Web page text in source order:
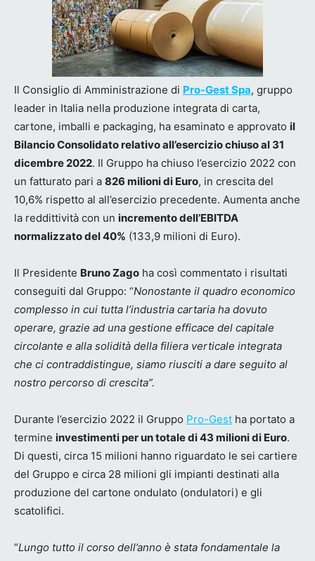
Il Consiglio di Amministrazione di Pro-Gest Spa, gruppo
leader in Italia nella produzione integrata di carta,
cartone, imballi e packaging, ha esaminato e approvato il
Bilancio Consolidato relativo all’esercizio chiuso al 31
dicembre 2022. Il Gruppo ha chiuso l’esercizio 2022 con
un fatturato pari a 826 milioni di Euro, in crescita del
10,6% rispetto al all’esercizio precedente. Aumenta anche
la reddittività con un incremento dell’EBITDA
normalizzato del 40% (133,9 milioni di Euro).
Il Presidente Bruno Zago ha così commentato i risultati
conseguiti dal Gruppo: “Nonostante il quadro economico
complesso in cui tutta l’industria cartaria ha dovuto
operare, grazie ad una gestione efficace del capitale
circolante e alla solidità della filiera verticale integrata
che ci contraddistingue, siamo riusciti a dare seguito al
nostro percorso di crescita”.
Durante l’esercizio 2022 il Gruppo Pro-Gest ha portato a
termine investimenti per un totale di 43 milioni di Euro.
Di questi, circa 15 milioni hanno riguardato le sei cartiere
del Gruppo e circa 28 milioni gli impianti destinati alla
produzione del cartone ondulato (ondulatori) e gli
scatolifici.
“Lungo tutto il corso dell’anno è stata fondamentale la